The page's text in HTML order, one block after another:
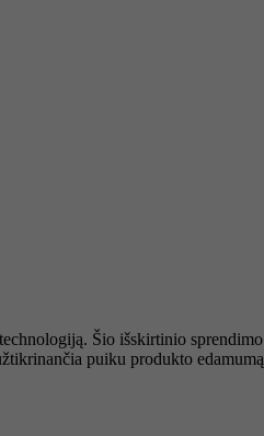
Šio išskirtinio
puiku produkto